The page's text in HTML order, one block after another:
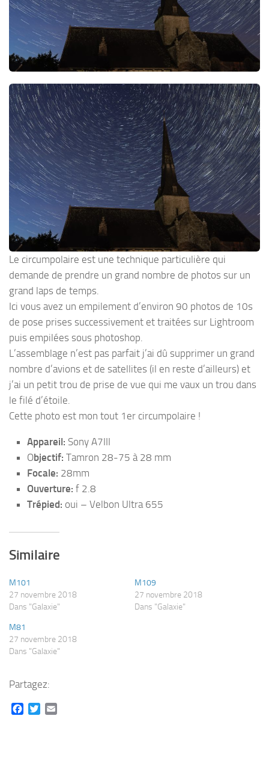
Le circumpolaire est une technique particulière qui
demande de prendre un grand nombre de photos sur un
grand laps de temps.
Ici vous avez un empilement d’environ 90 photos de 10s
de pose prises successivement et traitées sur Lightroom
puis empilées sous photoshop.
L’assemblage n’est pas parfait j’ai dû supprimer un grand
nombre d’avions et de satellites (il en reste d’ailleurs) et
j’ai un petit trou de prise de vue qui me vaux un trou dans
le filé d’étoile.
Cette photo est mon tout 1er circumpolaire !
Appareil: Sony A7III
Objectif: Tamron 28-75 à 28 mm
Focale: 28mm
Ouverture: f 2.8
Trépied: oui – Velbon Ultra 655
Similaire
M101
27 novembre 2018
Dans "Galaxie"
M109
27 novembre 2018
Dans "Galaxie"
M81
27 novembre 2018
Dans "Galaxie"
Partagez:
FacebookTwitter